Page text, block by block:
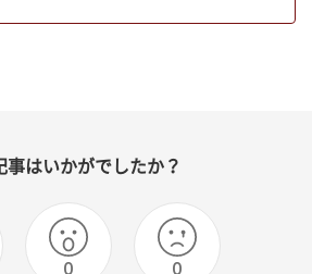
事はいかがでしたか？
0 0